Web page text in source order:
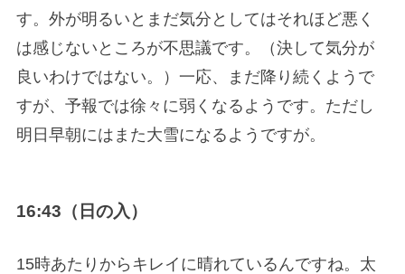
す。外が明るいとまだ気分としてはそれほど悪く
は感じないところが不思議です。（決して気分が
良いわけではない。）一応、まだ降り続くようで
すが、予報では徐々に弱くなるようです。ただし
明日早朝にはまた大雪になるようですが。
16:43（日の入）
15時あたりからキレイに晴れているんですね。太